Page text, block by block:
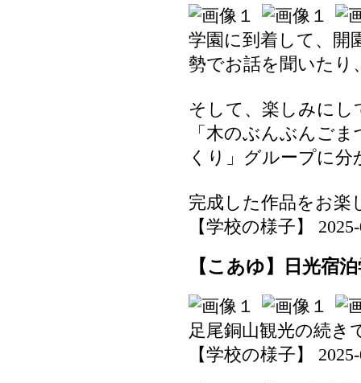
学園に到着して、開
勢でお話を聞いたり
そして、楽しみに
「木のぶんぶんご
くり」グループに
完成した作品をお楽
【学校の様子】
【こあゆ】日光宿
足尾銅山観光の続き
【学校の様子】